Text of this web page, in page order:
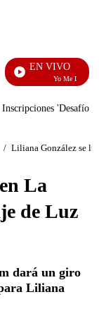
EN VIVO
Yo Me Llamo
Inscripciones 'Desafío'
/ Liliana González se
La
de Luz
dará un giro
Liliana